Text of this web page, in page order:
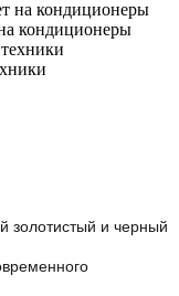
кондиционеры
золотистый и черный